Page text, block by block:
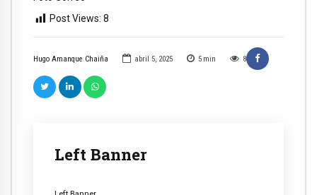
Hugo Amanque Chaiña abril 5, 2025 5 min 8
Left Banner
Post Views: 8